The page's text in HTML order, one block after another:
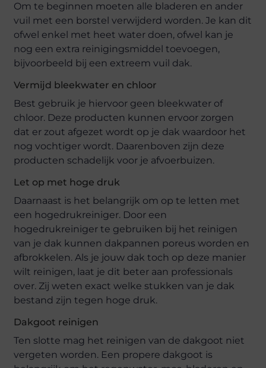
Om te beginnen moeten alle bladeren en ander
vuil met een borstel verwijderd worden. Je kan dit
ofwel enkel met heet water doen, ofwel kan je
nog een extra reinigingsmiddel toevoegen,
bijvoorbeeld bij een extreem vuil dak.
Vermijd bleekwater en chloor
Best gebruik je hiervoor geen bleekwater of
chloor. Deze producten kunnen ervoor zorgen
dat er zout afgezet wordt op je dak waardoor het
nog vochtiger wordt. Daarenboven zijn deze
producten schadelijk voor je afvoerbuizen.
Let op met hoge druk
Daarnaast is het belangrijk om op te letten met
een hogedrukreiniger. Door een
hogedrukreiniger te gebruiken bij het reinigen
van je dak kunnen dakpannen poreus worden en
afbrokkelen. Als je jouw dak toch op deze manier
wilt reinigen, laat je dit beter aan professionals
over. Zij weten exact welke stukken van je dak
bestand zijn tegen hoge druk.
Dakgoot reinigen
Ten slotte mag het reinigen van de dakgoot niet
vergeten worden. Een propere dakgoot is